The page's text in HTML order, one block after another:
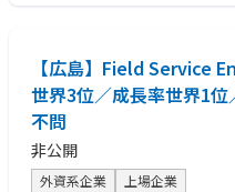
■ 本ポジションの魅力
◎ 世界的リーディングカンパニ
半導体装置市場 世界売上3位
2025年 売上成長率 世界1位
業界の“TOP”で、かつ最先端領域
■働き方
・フレックス制度：有（柔軟に
・在宅勤務：週2～3日程度可能
・転勤：基本なし
・出張：基本なし（ベンダー対応
【広島】Field Service
世界3位／成長率世界1
不問
非公開
外資系企業 上場企業